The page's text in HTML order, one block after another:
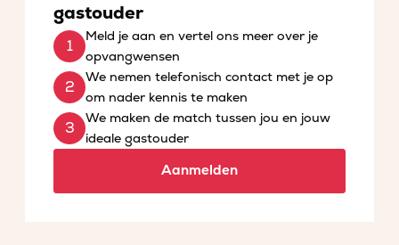
gastouder
Meld je aan en vertel ons meer over je
opvangwensen
We nemen telefonisch contact met je op
om nader kennis te maken
We maken de match tussen jou en jouw
ideale gastouder
Aanmelden